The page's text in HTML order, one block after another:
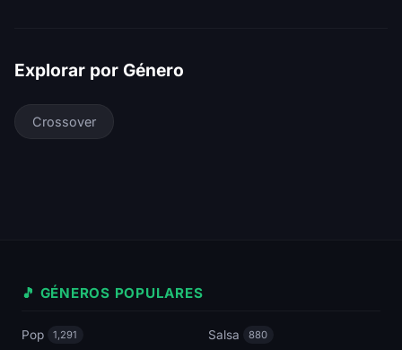
Explorar por Género
Crossover
🎵 GÉNEROS POPULARES
Pop 1,291 Salsa 880